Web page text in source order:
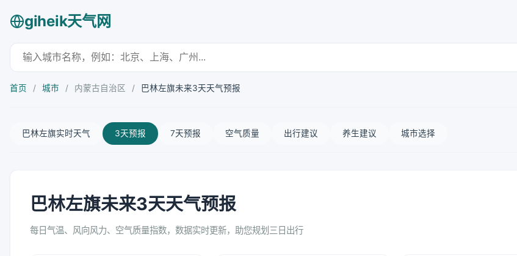
giheik天气网
首页 / 城市 / 内蒙古自治区 / 巴林左旗未来3天天气预报
巴林左旗实时天气 3天预报 7天预报 空气质量 出行建议 养生建议 城市选择
巴林左旗未来3天天气预报
每日气温、风向风力、空气质量指数，数据实时更新，助您规划三日出行